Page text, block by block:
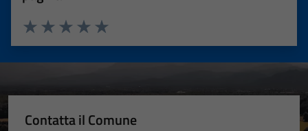
Valuta 5 stelle su 5
Valuta 4 stelle su 5
Valuta 3 stelle su 5
Valuta 2 stelle su 5
Valuta 1 stelle su 5
Contatta il Comune